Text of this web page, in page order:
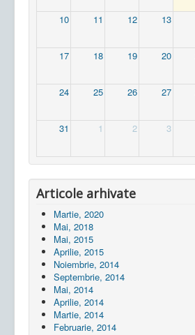
10 11 12 13
17 18 19 20
24 25 26 27
31 1 2 3
Articole arhivate
Martie, 2020
Mai, 2018
Mai, 2015
Aprilie, 2015
Noiembrie, 2014
Septembrie, 2014
Mai, 2014
Aprilie, 2014
Martie, 2014
Februarie, 2014